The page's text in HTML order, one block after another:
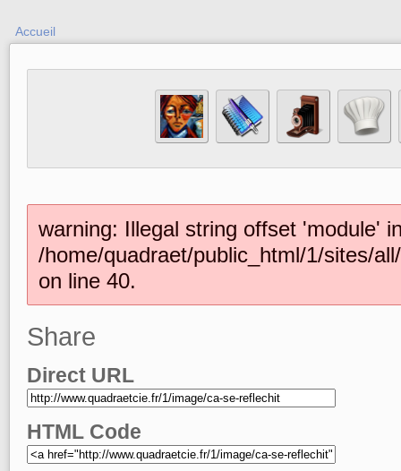
Accueil
warning: Illegal string offset 'module'
/home/quadraet/public_html/1/sites/
on line 40.
Share
Direct URL
HTML Code